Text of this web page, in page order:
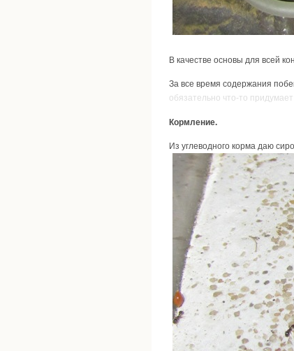
В качестве основы для всей
За все время содержания
обязательно что-то
Кормление.
Из углеводного корма даю